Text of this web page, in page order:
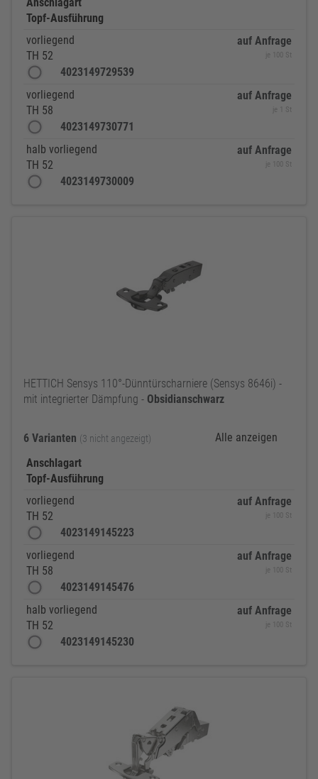
Topf-Ausführung
vorliegend
TH 52
4023149729539
auf Anfrage
je 100 St
vorliegend
TH 58
4023149730771
auf Anfrage
je 1 St
halb vorliegend
TH 52
4023149730009
auf Anfrage
je 100 St
HETTICH Sensys 110°-Dünntürscharniere (Sensys 8646i) -
mit integrierter Dämpfung - Obsidianschwarz
6 Varianten (3 nicht angezeigt)
Alle anzeigen
Anschlagart
Topf-Ausführung
vorliegend
TH 52
4023149145223
auf Anfrage
je 100 St
vorliegend
TH 58
4023149145476
auf Anfrage
je 100 St
halb vorliegend
TH 52
4023149145230
auf Anfrage
je 100 St